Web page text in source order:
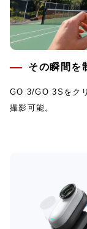
その瞬間を
GO 3/GO 3Sをク
撮影可能。